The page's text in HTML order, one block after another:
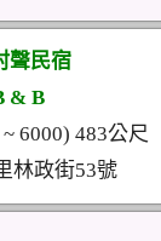
聲民宿
& B
6000) 483公尺
林政街53號